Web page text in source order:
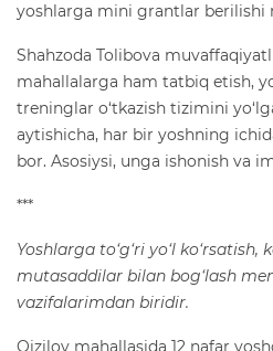
yoshlarga mini grantlar berilishi
Shahzoda Tolibova
mahallalarga ham tatbiq etish,
treninglar o‘tkazish tizimini
aytishicha, har bir yoshning
bor. Asosiysi, unga ishonish va
***
Yoshlarga to‘g‘ri yo‘l
mutasaddilar bilan bog‘lash
vazifalarimdan biridir.
Qiziloy mahallasida 12 nafar